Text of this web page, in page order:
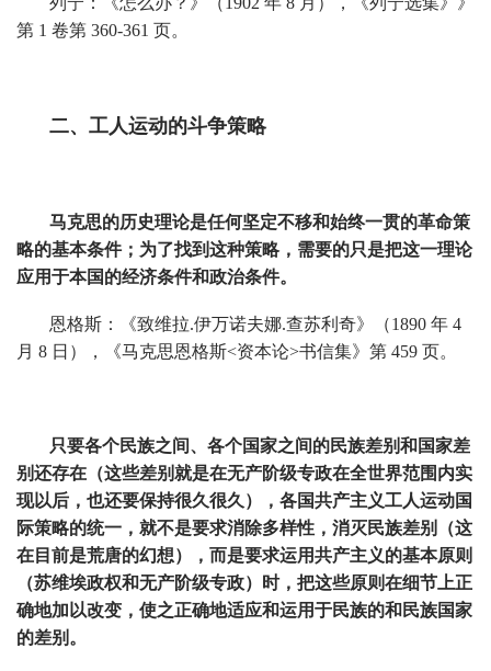
第 1 卷第 360-361 页。
二、工人运动的斗争策略
马克思的历史理论是任何坚定不移和始终一贯的革命策
略的基本条件；为了找到这种策略，需要的只是把这一理论
应用于本国的经济条件和政治条件。
恩格斯：《致维拉.伊万诺夫娜.查苏利奇》（1890 年 4
月 8 日），《马克思恩格斯<资本论>书信集》第 459 页。
只要各个民族之间、各个国家之间的民族差别和国家差
别还存在（这些差别就是在无产阶级专政在全世界范围内实
现以后，也还要保持很久很久），各国共产主义工人运动国
际策略的统一，就不是要求消除多样性，消灭民族差别（这
在目前是荒唐的幻想），而是要求运用共产主义的基本原则
（苏维埃政权和无产阶级专政）时，把这些原则在细节上正
确地加以改变，使之正确地适应和运用于民族的和民族国家
的差别。